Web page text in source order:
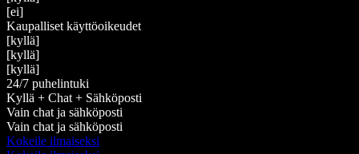
[ei]
Kaupalliset käyttöoikeudet
[kyllä]
[kyllä]
[kyllä]
24/7 puhelintuki
Kyllä + Chat + Sähköposti
Vain chat ja sähköposti
Vain chat ja sähköposti
Kokeile ilmaiseksi